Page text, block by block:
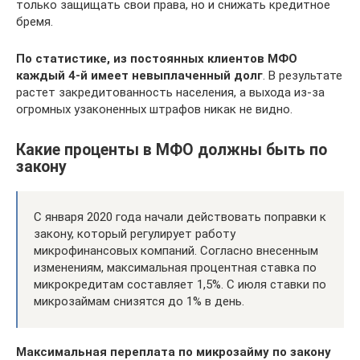
только защищать свои права, но и снижать кредитное
бремя.
По статистике, из постоянных клиентов МФО
каждый 4-й имеет невыплаченный долг. В результате
растет закредитованность населения, а выхода из-за
огромных узаконенных штрафов никак не видно.
Какие проценты в МФО должны быть по
закону
С января 2020 года начали действовать поправки к
закону, который регулирует работу
микрофинансовых компаний. Согласно внесенным
изменениям, максимальная процентная ставка по
микрокредитам составляет 1,5%. С июля ставки по
микрозаймам снизятся до 1% в день.
Максимальная переплата по микрозайму по закону